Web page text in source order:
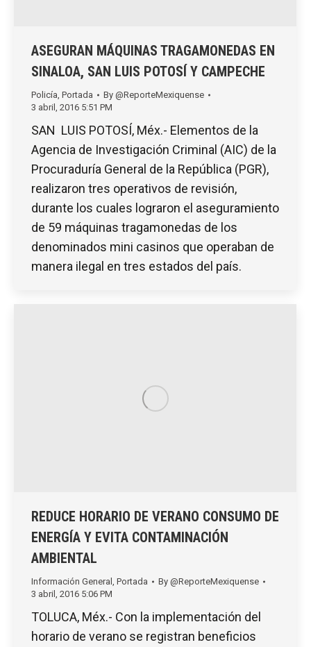
ASEGURAN MÁQUINAS TRAGAMONEDAS EN
SINALOA, SAN LUIS POTOSÍ Y CAMPECHE
Policía, Portada By @ReporteMexiquense
3 abril, 2016 5:51 PM
SAN LUIS POTOSÍ, Méx.- Elementos de la
Agencia de Investigación Criminal (AIC) de la
Procuraduría General de la República (PGR),
realizaron tres operativos de revisión,
durante los cuales lograron el aseguramiento
de 59 máquinas tragamonedas de los
denominados mini casinos que operaban de
manera ilegal en tres estados del país.
REDUCE HORARIO DE VERANO CONSUMO DE
ENERGÍA Y EVITA CONTAMINACIÓN
AMBIENTAL
Información General Portada By @ReporteMexiquense
3 abril, 2016 5:06 PM
TOLUCA, Méx.- Con la implementación del
horario de verano se registran beneficios